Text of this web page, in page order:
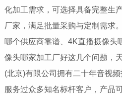
化加工需求，可选择具备完整生
厂家，满足批量采购与定制需求
哪个供应商靠谱、4K直播摄像头
像头哪家加工厂好这几个问题，
(北京)有限公司拥有二十年音视
服务过众多知名标杆客户，产品